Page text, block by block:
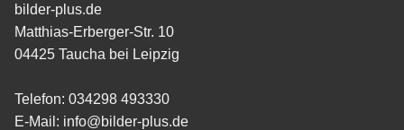
bilder-plus.de
Matthias-Erberger-Str. 10
04425 Taucha bei Leipzig
Telefon: 034298 493330
E-Mail: info@bilder-plus.de